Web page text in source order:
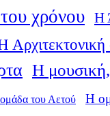
χρόνου Η
Η μουσική,
του Αετού Η